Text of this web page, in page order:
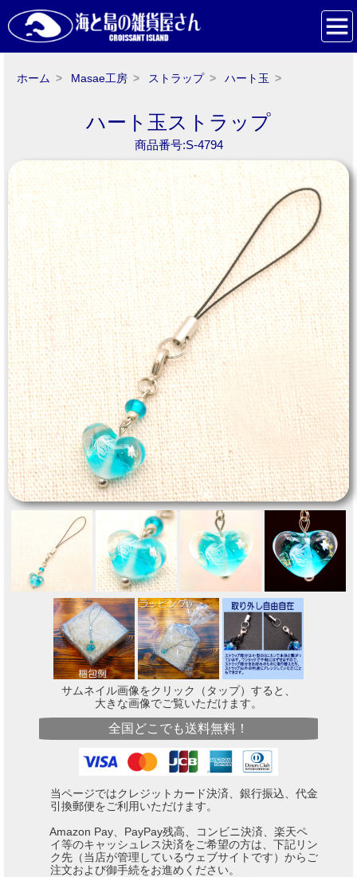
ホーム Masae工房 ストラップ ハート玉
ハート玉ストラップ
商品番号:S-4794
サムネイル画像をクリック（タップ）すると、
大きな画像でご覧いただけます。
全国どこでも送料無料！
当ページではクレジットカード決済、銀行振込、代金
引換郵便をご利用いただけます。
Amazon Pay、PayPay残高、コンビニ決済、楽天ペ
イ等のキャッシュレス決済をご希望の方は、下記リン
ク先（当店が管理しているウェブサイトです）からご
注文および御手続をお進めください。